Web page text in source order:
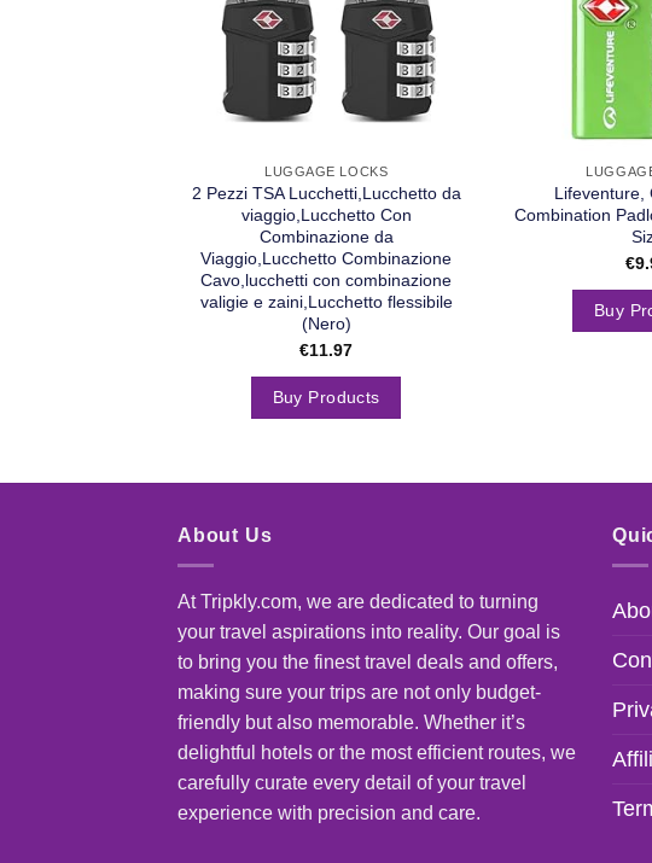
LUGGAGE LOCKS
2 Pezzi TSA Lucchetti,Lucchetto da
viaggio,Lucchetto Con
Combinazione da
Viaggio,Lucchetto Combinazione
Cavo,lucchetti con combinazione
valigie e zaini,Lucchetto flessibile
(Nero)
€11.97
Buy Products
Lifeventure,
Combination
€
Buy
About Us
At Tripkly.com, we are dedicated to turning
your travel aspirations into reality. Our goal is
to bring you the finest travel deals and offers,
making sure your trips are not only budget-
friendly but also memorable. Whether it’s
delightful hotels or the most efficient routes, we
carefully curate every detail of your travel
experience with precision and care.